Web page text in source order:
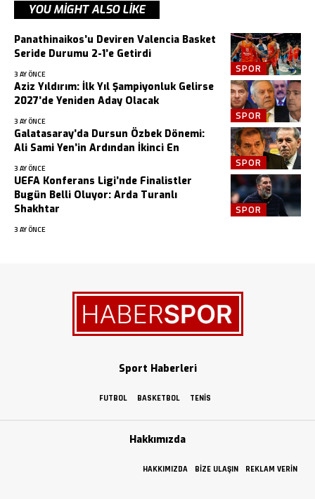
YOU MIGHT ALSO LIKE
SPOR
Panathinaikos’u Deviren Valencia Basket
Seride Durumu 2-1’e Getirdi
3 AY ÖNCE
SPOR
Aziz Yıldırım: İlk Yıl Şampiyonluk Gelirse
2027’de Yeniden Aday Olacak
3 AY ÖNCE
SPOR
Galatasaray’da Dursun Özbek Dönemi:
Ali Sami Yen’in Ardından İkinci En
3 AY ÖNCE
SPOR
UEFA Konferans Ligi’nde Finalistler
Bugün Belli Oluyor: Arda Turanlı
Shakhtar
3 AY ÖNCE
Sport Haberleri
FUTBOL BASKETBOL TENIS
Hakkımızda
HAKKIMIZDA BIZE ULAŞIN REKLAM VERIN